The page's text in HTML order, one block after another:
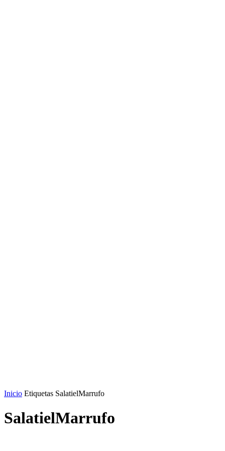
Inicio Etiquetas SalatielMarrufo
SalatielMarrufo